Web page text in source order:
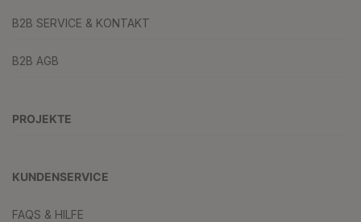
B2B SERVICE & KONTAKT
B2B AGB
PROJEKTE
KUNDENSERVICE
FAQS & HILFE